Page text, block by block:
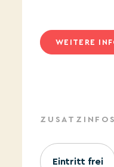
WEITERE
ZUSATZINFOS
Eintritt frei